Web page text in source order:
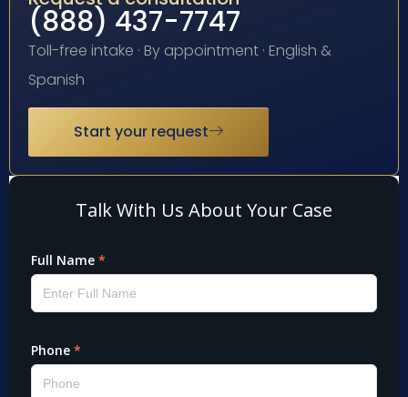
(888) 437-7747
Toll-free intake · By appointment · English &
Spanish
Start your request